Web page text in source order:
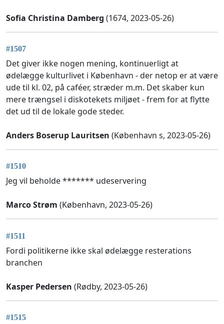
Sofia Christina Damberg (1674, 2023-05-26)
#1507
Det giver ikke nogen mening, kontinuerligt at
ødelægge kulturlivet i København - der netop er at være
ude til kl. 02, på caféer, stræder m.m. Det skaber kun
mere trængsel i diskotekets miljøet - frem for at flytte
det ud til de lokale gode steder.
Anders Boserup Lauritsen (København s, 2023-05-26)
#1510
Jeg vil beholde ******* udeservering
Marco Strøm (København, 2023-05-26)
#1511
Fordi politikerne ikke skal ødelægge resterations
branchen
Kasper Pedersen (Rødby, 2023-05-26)
#1515